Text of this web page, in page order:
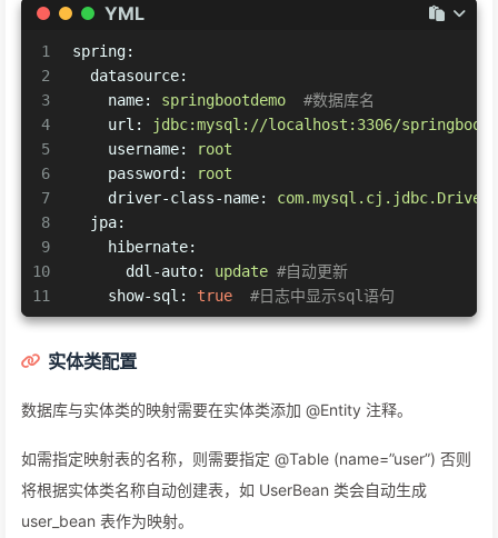
YML
1
2
3
4
5
6
7
8
9
10
11
spring:
datasource:
name:
springbootdemo
#数据库名
url:
jdbc:mysql://localhost:3306/
username:
root
password:
root
driver-class-name:
com.mysql.cj.jdbc.Driver
jpa:
hibernate:
ddl-auto:
update #自动更新
show-sql:
true #日志中显示sql语句
实体类配置
数据库与实体类的映射需要在实体类添加 @Entity 注释。
如需指定映射表的名称，则需要指定 @Table (name=”user”) 否则
将根据实体类名称自动创建表，如 UserBean 类会自动生成
user_bean 表作为映射。